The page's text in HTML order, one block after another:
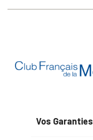
Vos Garanties